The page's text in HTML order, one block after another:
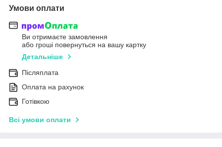
Умови оплати
Ви отримаєте замовлення
або гроші повернуться на вашу картку
Детальніше
Післяплата
Оплата на рахунок
Готівкою
Всі умови оплати